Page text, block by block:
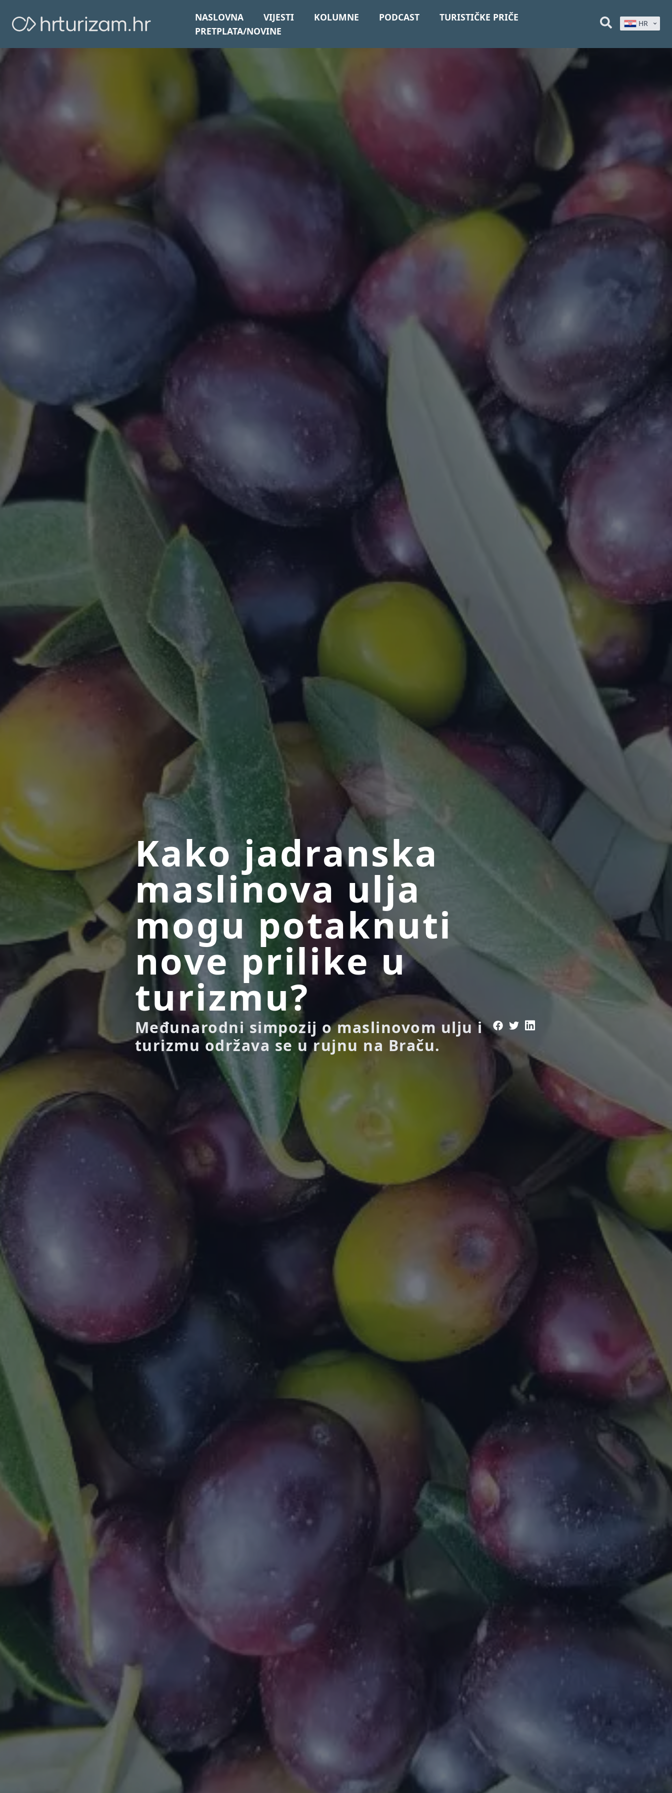
NASLOVNA VIJESTI KOLUMNE PODCAST
TURISTIČKE PRIČE
PRETPLATA/NOVINE
HR
Kako jadranska
maslinova ulja
mogu potaknuti
nove prilike u
turizmu?
Međunarodni simpozij o maslinovom ulju i
turizmu održava se u rujnu na Braču.